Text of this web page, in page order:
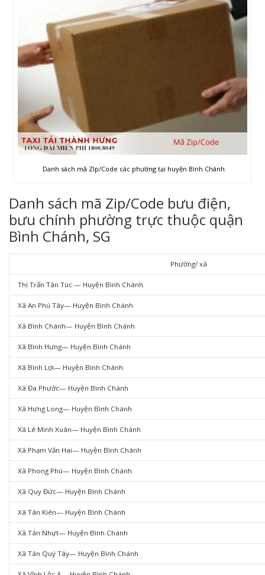
Danh sách mã ZIp/Code các phường tại huyện Bình Chánh
Danh sách mã Zip/Code bưu điện,
bưu chính phường trực thuộc quận
Bình Chánh, SG
Phường/ xã
Thị Trấn Tân Túc — Huyện Bình Chánh
Xã An Phú Tây— Huyện Bình Chánh
Xã Bình Chánh— Huyện Bình Chánh
Xã Bình Hưng— Huyện Bình Chánh
Xã Bình Lợi— Huyện Bình Chánh
Xã Đa Phước— Huyện Bình Chánh
Xã Hưng Long— Huyện Bình Chánh
Xã Lê Minh Xuân— Huyện Bình Chánh
Xã Phạm Văn Hai— Huyện Bình Chánh
Xã Phong Phú— Huyện Bình Chánh
Xã Quy Đức— Huyện Bình Chánh
Xã Tân Kiên— Huyện Bình Chánh
Xã Tân Nhựt— Huyện Bình Chánh
Xã Tân Quý Tây— Huyện Bình Chánh